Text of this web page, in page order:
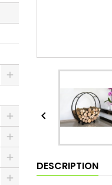

DESCRIPTION